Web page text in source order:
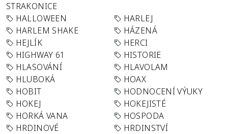
STRAKONICE
HALLOWEEN
HARLEJ
HARLEM SHAKE
HÁZENÁ
HEJLÍK
HERCI
HIGHWAY 61
HISTORIE
HLASOVÁNÍ
HLAVOLAM
HLUBOKÁ
HOAX
HOBIT
HODNOCENÍ VÝUKY
HOKEJ
HOKEJISTÉ
HORKÁ VANA
HOSPODA
HRDINOVÉ
HRDINSTVÍ